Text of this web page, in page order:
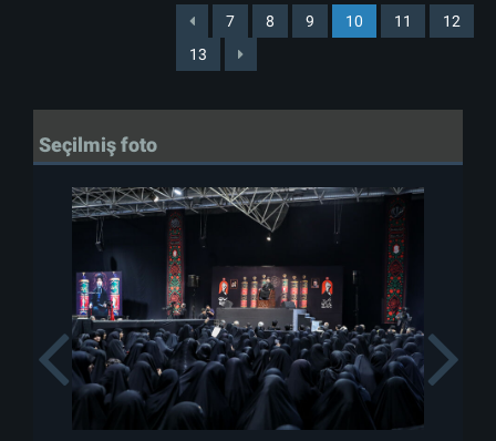
7 8 9 10 11
12
13
Seçilmiş foto
Previous